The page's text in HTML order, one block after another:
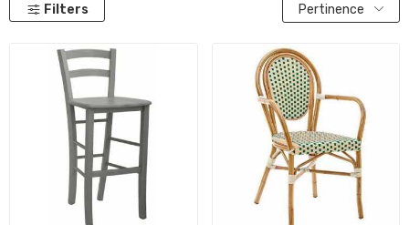
Filters Pertinence